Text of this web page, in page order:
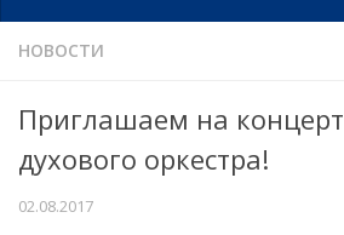
Главная
Об учреждении
Услуги в электронной форме
НОВОСТИ
Приглашаем на концерт
духового оркестра!
02.08.2017